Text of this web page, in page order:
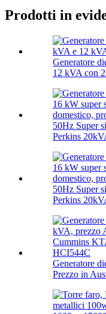
Prodotti in
Generatore
12 kVA con
50Hz Super
Perkins
50Hz Super
Perkins
Generatore
Prezzo in